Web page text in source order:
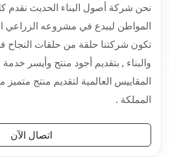
نحن شركة أصول البناء الحديث نقدم
المواطن ليبدع في مشروعه الزراعي
تكون شركتنا حلقة من حلقات النجاح
والبناء , بتقديم أجود منتج وأيسر
المقاييس العالمية لتقديم منتج
المملكة .
اتصال الآن